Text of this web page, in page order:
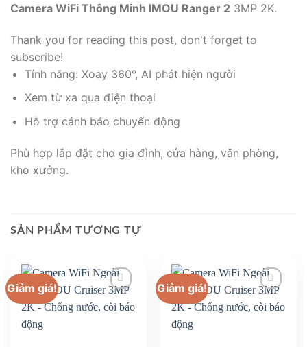
Camera WiFi Thông Minh IMOU Ranger 2 3MP 2K.
Thank you for reading this post, don't forget to
subscribe!
Tính năng: Xoay 360°, AI phát hiện người
Xem từ xa qua điện thoại
Hỗ trợ cảnh báo chuyển động
Phù hợp lắp đặt cho gia đình, cửa hàng, văn phòng,
kho xưởng.
SẢN PHẨM TƯƠNG TỰ
Giảm giá! Giảm giá!